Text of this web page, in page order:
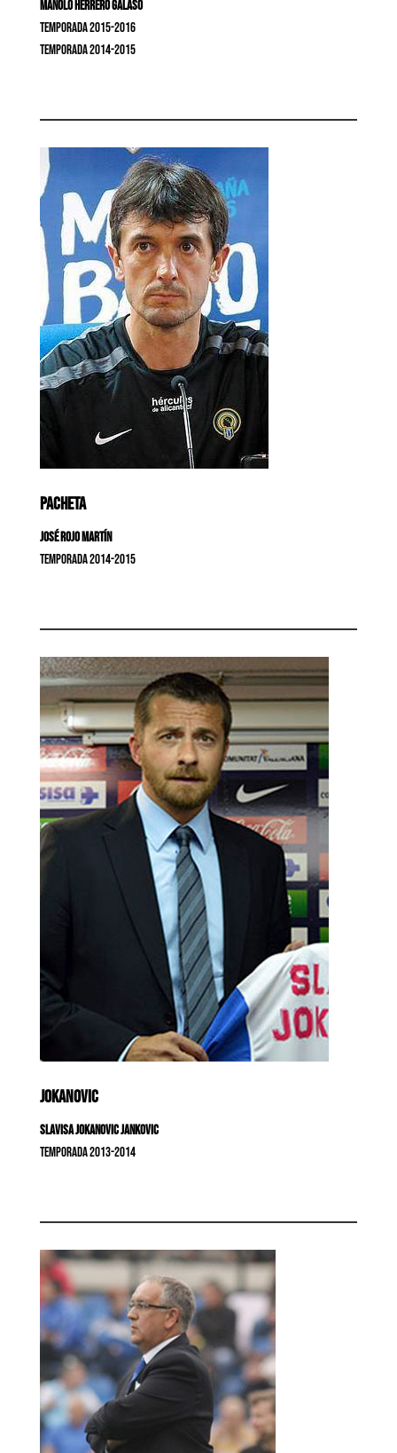
Manolo Herrero Galaso
Temporada 2015-2016
Temporada 2014-2015
PACHETA
José Rojo Martín
Temporada 2014-2015
JOKANOVIC
Slavisa Jokanovic Jankovic
Temporada 2013-2014